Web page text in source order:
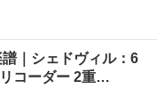
｜シェドヴィル：6
コーダー 2重…